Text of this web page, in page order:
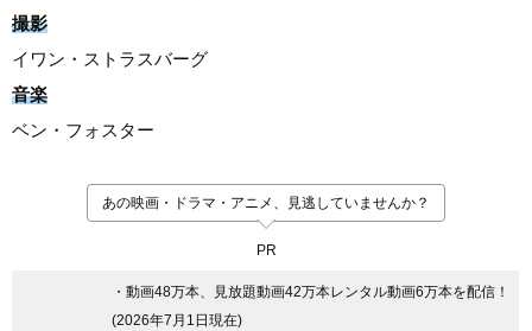
撮影
イワン・ストラスバーグ
音楽
ベン・フォスター
あの映画・ドラマ・アニメ、見逃していませんか？
PR
・動画48万本、見放題動画42万本レンタル動画6万本を配信！
(2026年7月1日現在)